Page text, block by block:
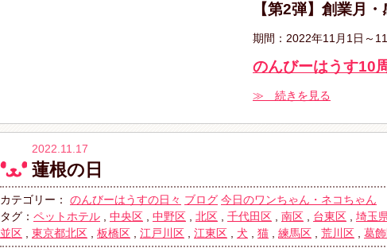
【第2弾】創業月
期間：2022年11月1日～
のんびーはうす10
≫ 続きを見る
2022.11.17
蓮根の日
カテゴリー： のんびーはうすの日々 ブログ 今日のワンちゃん・ネコちゃん
タグ： ペットホテル 中央区 中野区 北区 千代田区 南区 台東区 埼玉
並区
東京都北区 板橋区 江戸川区 江東区 犬 猫 練馬区 荒川区 葛